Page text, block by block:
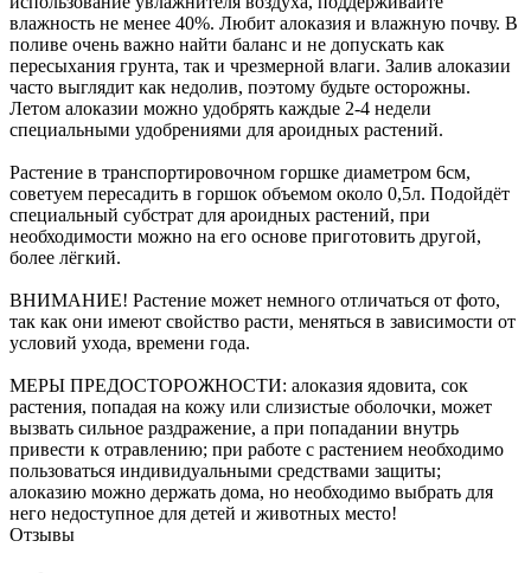
влажность не менее 40%. Любит алоказия и влажную почву. В
поливе очень важно найти баланс и не допускать как
пересыхания грунта, так и чрезмерной влаги. Залив алоказии
часто выглядит как недолив, поэтому будьте осторожны.
Летом алоказии можно удобрять каждые 2-4 недели
специальными удобрениями для ароидных растений.
Растение в транспортировочном горшке диаметром 6см,
советуем пересадить в горшок объемом около 0,5л. Подойдёт
специальный субстрат для ароидных растений, при
необходимости можно на его основе приготовить другой,
более лёгкий.
ВНИМАНИЕ! Растение может немного отличаться от фото,
так как они имеют свойство расти, меняться в зависимости от
условий ухода, времени года.
МЕРЫ ПРЕДОСТОРОЖНОСТИ: алоказия ядовита, сок
растения, попадая на кожу или слизистые оболочки, может
вызвать сильное раздражение, а при попадании внутрь
привести к отравлению; при работе с растением необходимо
пользоваться индивидуальными средствами защиты;
алоказию можно держать дома, но необходимо выбрать для
него недоступное для детей и животных место!
Отзывы